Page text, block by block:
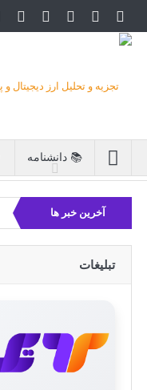
📚 دانشنامه
آخرین خبر ها
تبلیغات